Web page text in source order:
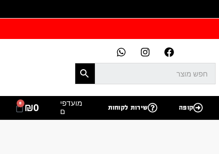
קופה שירות לקוחות
מועדפי
ם
₪0
0